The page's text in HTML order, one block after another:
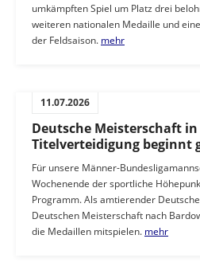
umkämpften Spiel um Platz drei
weiteren nationalen Medaille und
der Feldsaison. mehr
11.07.2026
Deutsche Meisterschaft
Titelverteidigung beginnt
Für unsere Männer-
Wochenende der sportliche
Programm. Als amtierender
Deutschen Meisterschaft nach
die Medaillen mitspielen. mehr